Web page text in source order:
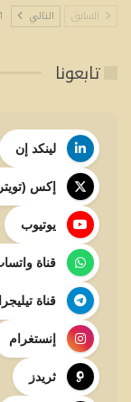
السابق التالي 1 من 72
تابعونا
لينكد إن
إكس
يوتيوب
قناة
قناة
إنستغرام
ثريدز